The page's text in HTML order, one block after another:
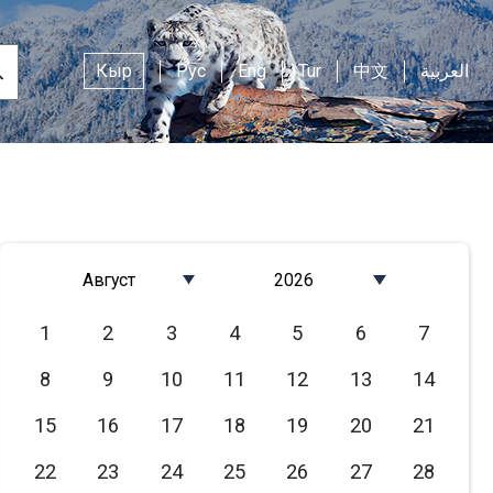
Кыр Рус Eng Tur 中文 العربية
Август
Март
Апрель
Июнь
2026
2024
2023
2021
1 2 3 4 5 6
7
8
9 10 11 12 13
14
15
16 17 18 19 20
21
22
23 24 25 26 27
28